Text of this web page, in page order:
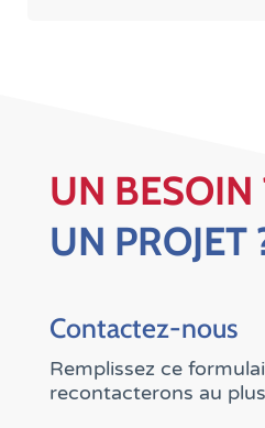
UN BESOIN
UN PROJET
Contactez-nous
Remplissez ce
recontacterons au